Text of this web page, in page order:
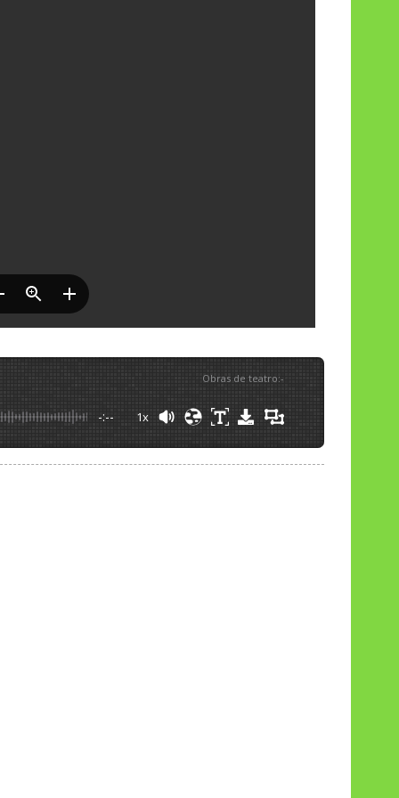
Obras de teatro:-
-:-- 1x